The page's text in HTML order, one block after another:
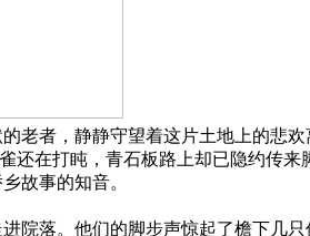
老者，静静守望着这片土地上的悲
还在打盹，青石板路上却已隐约传来
故事的知音。
院落。他们的脚步声惊起了檐下几